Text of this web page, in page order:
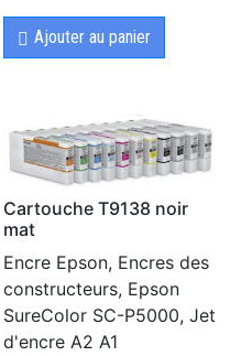
Ajouter au panier
Cartouche T9138 noir
mat
Encre Epson, Encres des
constructeurs, Epson
SureColor SC-P5000, Jet
d'encre A2 A1